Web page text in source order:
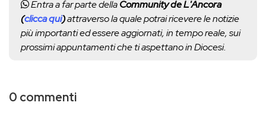
Entra a far parte dellaCommunity de L'Ancora
(clicca qui)attraverso la quale potrai ricevere le notizie
più importanti ed essere aggiornati, in tempo reale, sui
prossimi appuntamenti che ti aspettano in Diocesi.
0 commenti